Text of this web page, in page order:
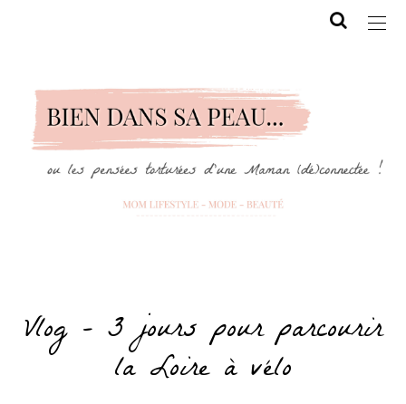
Vlog – 3 jours pour parcourir
la Loire à vélo